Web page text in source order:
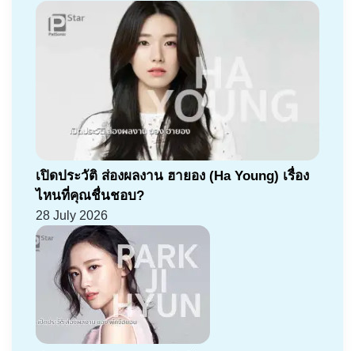
เปิดประวัติ ส่องผลงาน ฮายอง (Ha Young) เรื่อง
ไหนที่คุณชื่นชอบ?
28 July 2026